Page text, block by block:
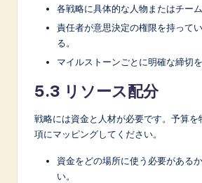
各戦略に具体的な人物またはチーム
責任者が意思決定の権限を持って
る。
マイルストーンごとに明確な締切を
5.3 リソース配分
戦略には資金と人材が必要です。予算を
項にマッピングしてください。
資金をどの場所に使う必要がある
い。